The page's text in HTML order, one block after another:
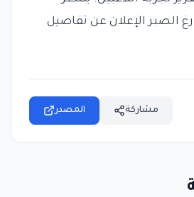
الصبر الإعلان عن تفاصيل
المصدر مشاركة